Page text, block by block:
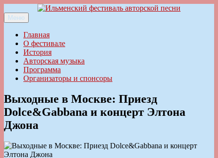
к
содержимому
Ильменский фестиваль авторской песни
Меню
Главная
О фестивале
История
Авторская музыка
Программа
Организаторы и спонсоры
Выходные в Москве: Приезд
Dolce&Gabbana и концерт Элтона
Джона